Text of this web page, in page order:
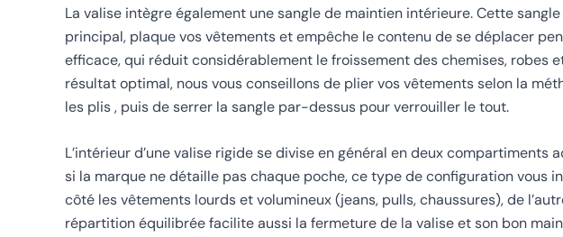
La valise intègre également une sangle de maintien intérieure. Cette
principal, plaque vos vêtements et empêche le contenu de se déplacer
efficace, qui réduit considérablement le froissement des chemises, robes
résultat optimal, nous vous conseillons de plier vos vêtements selon la
les plis , puis de serrer la sangle par-dessus pour verrouiller le tout.
L’intérieur d’une valise rigide se divise en général en deux compartiments
si la marque ne détaille pas chaque poche, ce type de configuration vous
côté les vêtements lourds et volumineux (jeans, pulls, chaussures), de
répartition équilibrée facilite aussi la fermeture de la valise et son bon